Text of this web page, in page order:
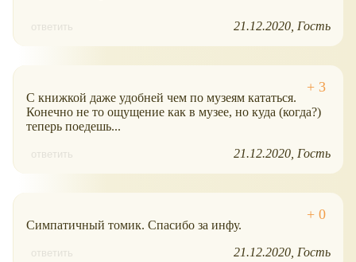
ответить 21.12.2020 Гость
С книжкой даже удобней чем по музеям кататься.
Конечно не то ощущение как в музее, но куда (когда?)
теперь поедешь...
ответить 21.12.2020 Гость
Симпатичный томик. Спасибо за инфу.
ответить 21.12.2020 Гость